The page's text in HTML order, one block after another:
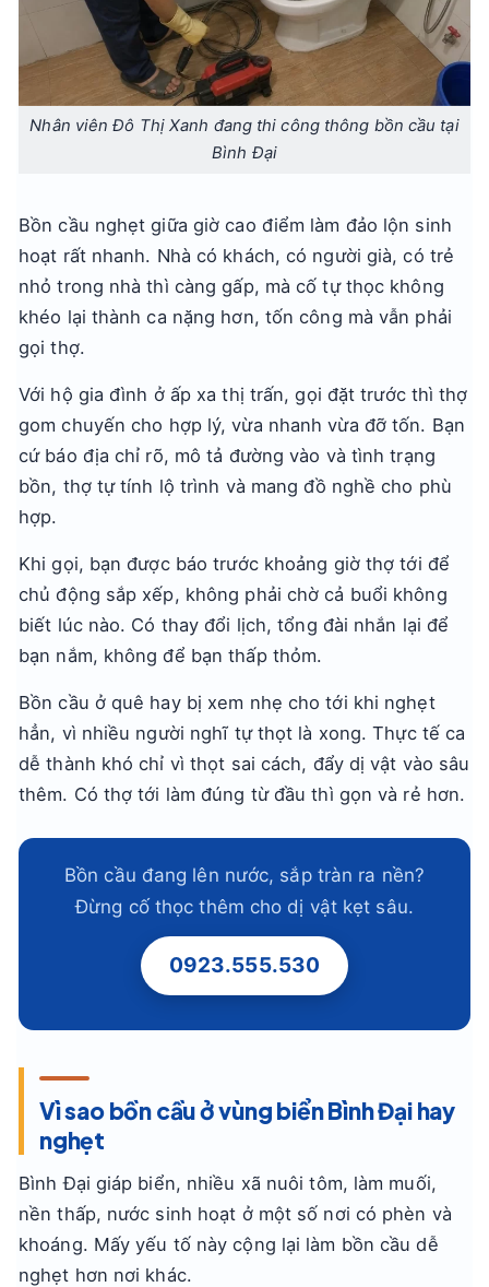
Nhân viên Đô Thị Xanh đang thi công thông bồn cầu tại
Bình Đại
Bồn cầu nghẹt giữa giờ cao điểm làm đảo lộn sinh
hoạt rất nhanh. Nhà có khách, có người già, có trẻ
nhỏ trong nhà thì càng gấp, mà cố tự thọc không
khéo lại thành ca nặng hơn, tốn công mà vẫn phải
gọi thợ.
Với hộ gia đình ở ấp xa thị trấn, gọi đặt trước thì thợ
gom chuyến cho hợp lý, vừa nhanh vừa đỡ tốn. Bạn
cứ báo địa chỉ rõ, mô tả đường vào và tình trạng
bồn, thợ tự tính lộ trình và mang đồ nghề cho phù
hợp.
Khi gọi, bạn được báo trước khoảng giờ thợ tới để
chủ động sắp xếp, không phải chờ cả buổi không
biết lúc nào. Có thay đổi lịch, tổng đài nhắn lại để
bạn nắm, không để bạn thấp thỏm.
Bồn cầu ở quê hay bị xem nhẹ cho tới khi nghẹt
hẳn, vì nhiều người nghĩ tự thọt là xong. Thực tế ca
dễ thành khó chỉ vì thọt sai cách, đẩy dị vật vào sâu
thêm. Có thợ tới làm đúng từ đầu thì gọn và rẻ hơn.
Bồn cầu đang lên nước, sắp tràn ra nền?
Đừng cố thọc thêm cho dị vật kẹt sâu.
0923.555.530
Vì sao bồn cầu ở vùng biển Bình Đại hay
nghẹt
Bình Đại giáp biển, nhiều xã nuôi tôm, làm muối,
nền thấp, nước sinh hoạt ở một số nơi có phèn và
khoáng. Mấy yếu tố này cộng lại làm bồn cầu dễ
nghẹt hơn nơi khác.